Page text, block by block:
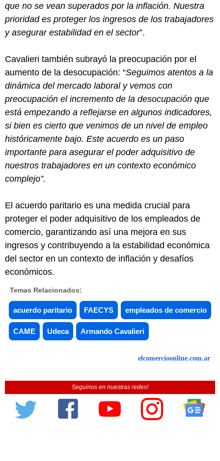
que no se vean superados por la inflación. Nuestra
prioridad es proteger los ingresos de los trabajadores
y asegurar estabilidad en el sector”.
Cavalieri también subrayó la preocupación por el
aumento de la desocupación: “Seguimos atentos a la
dinámica del mercado laboral y vemos con
preocupación el incremento de la desocupación que
está empezando a reflejarse en algunos indicadores,
si bien es cierto que venimos de un nivel de empleo
históricamente bajo. Este acuerdo es un paso
importante para asegurar el poder adquisitivo de
nuestros trabajadores en un contexto económico
complejo”.
El acuerdo paritario es una medida crucial para
proteger el poder adquisitivo de los empleados de
comercio, garantizando así una mejora en sus
ingresos y contribuyendo a la estabilidad económica
del sector en un contexto de inflación y desafíos
económicos.
Temas Relacionados:
acuerdo paritario FAECYS empleados de comercio
CAME Udeca Armando Cavalieri
elcomercioonline.com.ar
Seguinos en nuestras redes!